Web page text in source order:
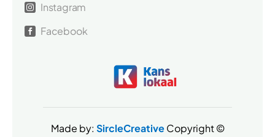
 Instagram
 Facebook
Made by: SircleCreativeCopyright ©